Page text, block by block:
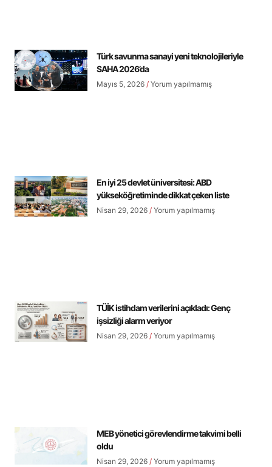
Türk savunma sanayi yeni teknolojileriyle
SAHA 2026’da
Mayıs 5, 2026 Yorum yapılmamış
En iyi 25 devlet üniversitesi: ABD
yükseköğretiminde dikkat çeken liste
Nisan 29, 2026 Yorum yapılmamış
TÜİK istihdam verilerini açıkladı: Genç
işsizliği alarm veriyor
Nisan 29, 2026 Yorum yapılmamış
MEB yönetici görevlendirme takvimi belli
oldu
Nisan 29, 2026 Yorum yapılmamış